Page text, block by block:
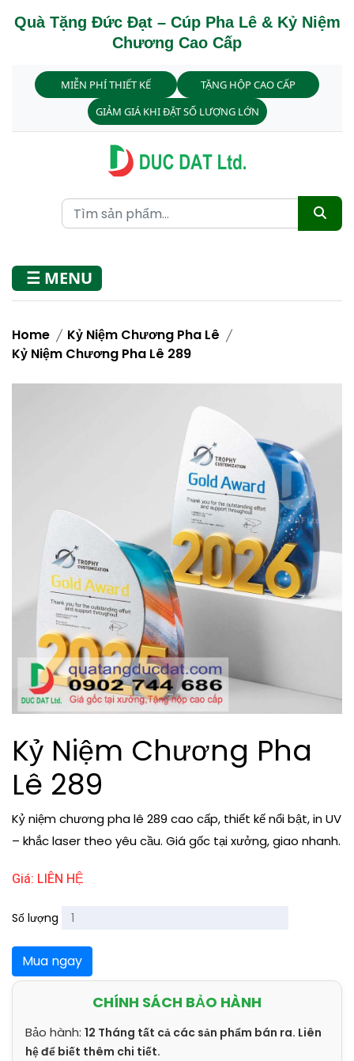
Quà Tặng Đức Đạt – Cúp Pha Lê & Kỷ Niệm
Chương Cao Cấp
MIỄN PHÍ THIẾT KẾ
TẶNG HỘP CAO CẤP
GIẢM GIÁ KHI ĐẶT SỐ LƯỢNG LỚN
☰ MENU
Home
Kỷ Niệm Chương Pha Lê
Kỷ Niệm Chương Pha Lê 289
Kỷ Niệm Chương Pha
Lê 289
Kỷ niệm chương pha lê 289 cao cấp, thiết kế nổi bật, in UV
– khắc laser theo yêu cầu. Giá gốc tại xưởng, giao nhanh.
Giá: LIÊN HỆ
Số lượng
Mua ngay
CHÍNH SÁCH BẢO HÀNH
Bảo hành: 12 Tháng tất cả các sản phẩm bán ra. Liên
hệ để biết thêm chi tiết.